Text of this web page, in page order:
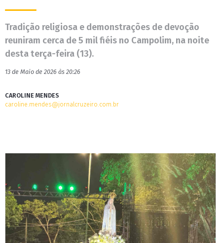
Tradição religiosa e demonstrações de devoção
reuniram cerca de 5 mil fiéis no Campolim, na noite
desta terça-feira (13).
13 de Maio de 2026 às 20:26
CAROLINE MENDES
caroline.mendes@jornalcruzeiro.com.br